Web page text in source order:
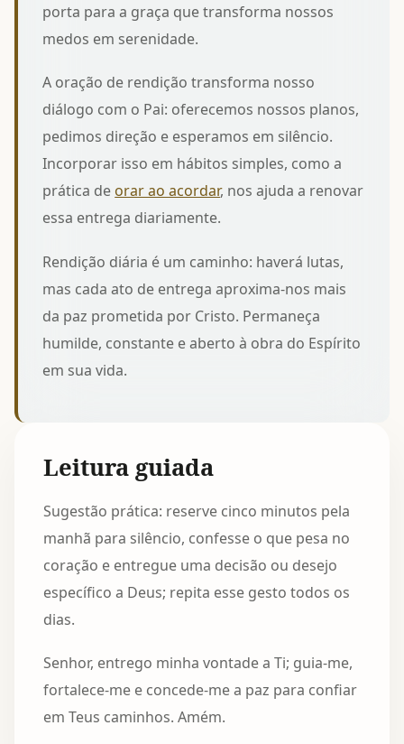
porta para a graça que transforma nossos
medos em serenidade.
A oração de rendição transforma nosso
diálogo com o Pai: oferecemos nossos planos,
pedimos direção e esperamos em silêncio.
Incorporar isso em hábitos simples, como a
prática de orar ao acordar, nos ajuda a renovar
essa entrega diariamente.
Rendição diária é um caminho: haverá lutas,
mas cada ato de entrega aproxima-nos mais
da paz prometida por Cristo. Permaneça
humilde, constante e aberto à obra do Espírito
em sua vida.
Leitura guiada
Sugestão prática: reserve cinco minutos pela
manhã para silêncio, confesse o que pesa no
coração e entregue uma decisão ou desejo
específico a Deus; repita esse gesto todos os
dias.
Senhor, entrego minha vontade a Ti; guia-me,
fortalece-me e concede-me a paz para confiar
em Teus caminhos. Amém.